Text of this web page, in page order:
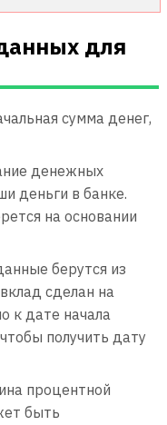
для
сумма денег,
денежных
деньги в банке.
на основании
берутся из
сделан на
к дате начала
получить дату
процентной
быть